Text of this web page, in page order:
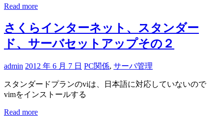
Read more
さくらインターネット、スタンダー
ド、サーバセットアップその２
admin 2012 年 6 月 7 日 PC関係, サーバ管理
スタンダードプランのviは、日本語に対応していないので
vimをインストールする
Read more